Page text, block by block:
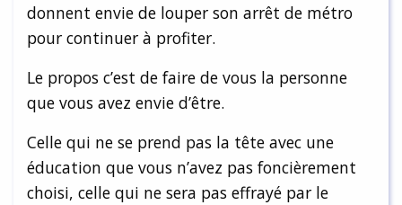
donnent envie de louper son arrêt de métro
pour continuer à profiter.
Le propos c’est de faire de vous la personne
que vous avez envie d’être.
Celle qui ne se prend pas la tête avec une
éducation que vous n’avez pas foncièrement
choisi, celle qui ne sera pas effrayé par le